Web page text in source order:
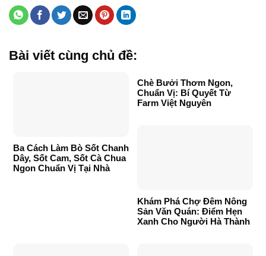
Bài viết cùng chủ đề:
Ba Cách Làm Bò Sốt Chanh
Dây, Sốt Cam, Sốt Cà Chua
Ngon Chuẩn Vị Tại Nhà
Chè Bưởi Thơm Ngon,
Chuẩn Vị: Bí Quyết Từ
Farm Việt Nguyên
Khám Phá Chợ Đêm Nông
Sản Văn Quán: Điểm Hẹn
Xanh Cho Người Hà Thành